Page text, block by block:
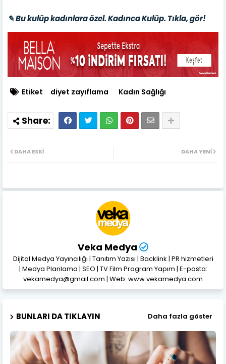
✎ Bu kulüp kadınlara özel. Kadınca Kulüp. Tıkla, gör!
Etiket diyet zayıflama Kadın Sağlığı
DAHA YENI
DAHA ESKI
Veka Medya
Dijital Medya Yayıncılığı | Tanıtım Yazısı | Backlink | PR hizmetleri
| Medya Planlama | SEO | TV Film Program Yapım | E-posta:
vekamedya@gmail.com | Web: www.vekamedya.com
BUNLARI DA TIKLAYIN Daha fazla göster